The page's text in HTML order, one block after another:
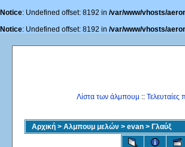
Notice: Undefined offset: 8192 in /var/www/vhosts/
Notice: Undefined offset: 8192 in /var/www/vhosts/
Λίστα των άλμπουμ :: Τελευταίες
Αρχική > Αλμπουμ μελών > evan > Γλαύξ